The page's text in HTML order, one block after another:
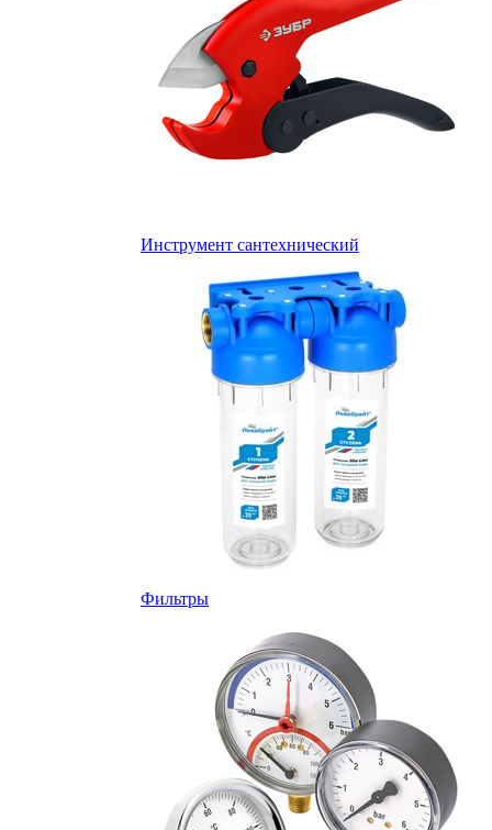
Инструмент сантехнический
Фильтры